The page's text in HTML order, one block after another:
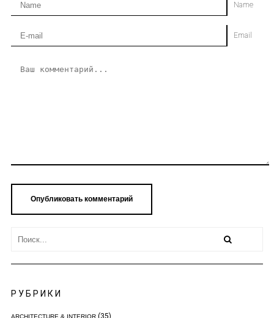
Name
Email
РУБРИКИ
ARCHITECTURE & INTERIOR(35)